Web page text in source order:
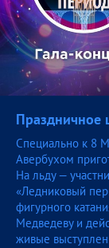
Праздничное
Специально к 8
Авербухом
На льду —
«Ледниковый
фигурного
Медведеву и
живые